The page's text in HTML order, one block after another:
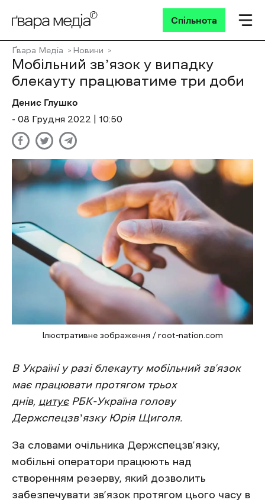
Спільнота
Ґвара Медіа Новини
Мобільний звʼязок у випадку
блекауту працюватиме три доби
Денис Глушко
- 08 Грудня 2022 | 10:50
Ілюстративне зображення / root-nation.com
В Україні у разі блекауту мобільний зв’язок
має працювати протягом трьох
днів, цитуєРБК-Україна голову
Держспецзвʼязку Юрія Щиголя.
За словами очільника Держспецзв’язку,
мобільні оператори працюють над
створенням резерву, який дозволить
забезпечувати зв’язок протягом цього часу в